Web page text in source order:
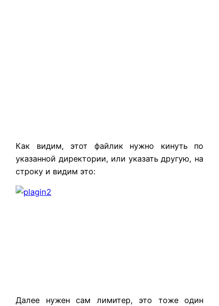
Как видим, этот файлик нужно кинуть
по
указанной директории, или указать другую, на
строку и видим это:
Далее нужен сам лимитер, это тоже
один